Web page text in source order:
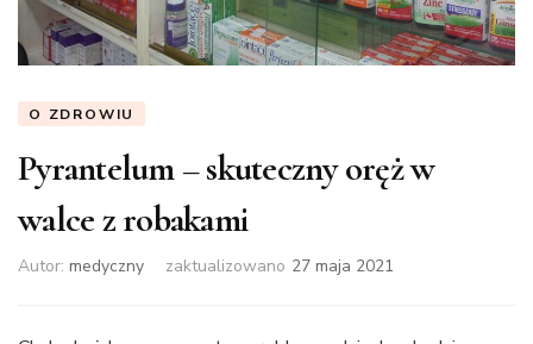
O ZDROWIU
Pyrantelum – skuteczny oręż w
walce z robakami
Autor: medyczny zaktualizowano 27 maja 2021